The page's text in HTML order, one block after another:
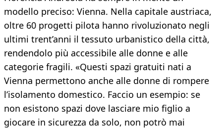
modello preciso: Vienna. Nella capitale austriaca,
oltre 60 progetti pilota hanno rivoluzionato negli
ultimi trent’anni il tessuto urbanistico della città,
rendendolo più accessibile alle donne e alle
categorie fragili. «Questi spazi gratuiti nati a
Vienna permettono anche alle donne di rompere
l’isolamento domestico. Faccio un esempio: se
non esistono spazi dove lasciare mio figlio a
giocare in sicurezza da solo, non potrò mai